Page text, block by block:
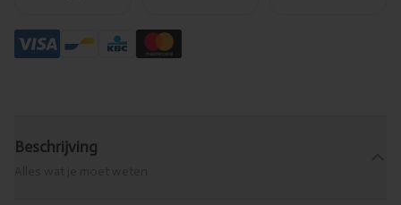
Beschrijving